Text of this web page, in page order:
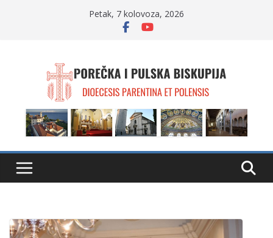
Petak, 7 kolovoza, 2026